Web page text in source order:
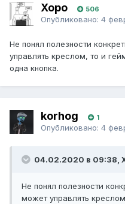
Xopo 506
Опубликовано: 4
Не понял полезности
управлять креслом, то и
одна кнопка.
korhog 1
Опубликовано: 4
04.02.2020 в 09:38,
Не понял полезности
может управлять